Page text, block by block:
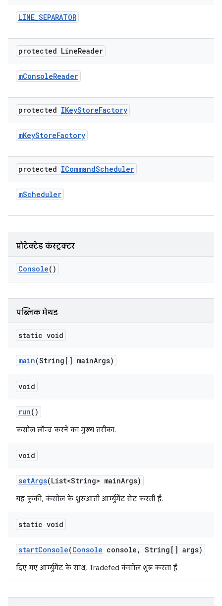
LINE_SEPARATOR
protected LineReader
mConsoleReader
protected IKeyStoreFactory
mKeyStoreFactory
protected ICommandScheduler
mScheduler
प्रोटेक्टेड कंस्ट्रक्टर
Console()
पब्लिक मेथड
static void
main(String[] mainArgs)
void
run()
कंसोल लॉन्च करने का मुख्य तरीका.
void
setArgs(List<String> mainArgs)
यह कुकी, कंसोल के शुरुआती आर्ग्युमेंट सेट करती है.
static void
startConsole(Console console , String[] args)
दिए गए आर्ग्युमेंट के साथ, Tradefed कंसोल शुरू करता है